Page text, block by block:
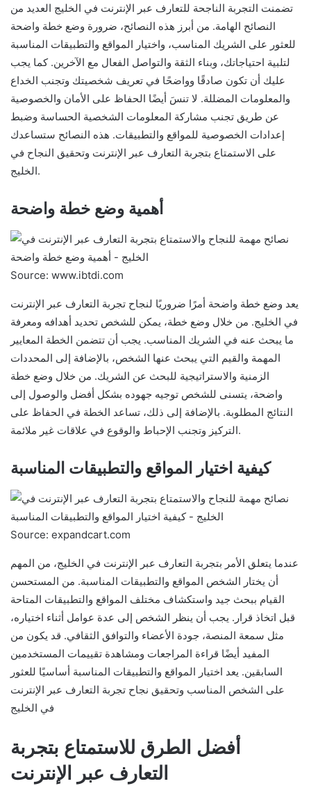
تضمنت التجربة الناجحة للتعارف عبر الإنترنت في الخليج العديد من
النصائح الهامة. من أبرز هذه النصائح، ضرورة وضع خطة واضحة
للعثور على الشريك المناسب، واختيار المواقع والتطبيقات المناسبة
لتلبية احتياجاتك، وبناء الثقة والتواصل الفعال مع الآخرين. كما يجب
عليك أن تكون صادقًا وواضحًا في تعريف شخصيتك وتجنب الخداع
والمعلومات المضللة. لا تنسَ أيضًا الحفاظ على الأمان والخصوصية
عن طريق تجنب مشاركة المعلومات الشخصية الحساسة وضبط
إعدادات الخصوصية للمواقع والتطبيقات. هذه النصائح ستساعدك
على الاستمتاع بتجربة التعارف عبر الإنترنت وتحقيق النجاح في
الخليج.
أهمية وضع خطة واضحة
Source: www.ibtdi.com
يعد وضع خطة واضحة أمرًا ضروريًا لنجاح تجربة التعارف عبر الإنترنت
في الخليج. من خلال وضع خطة، يمكن للشخص تحديد أهدافه ومعرفة
ما يبحث عنه في الشريك المناسب. يجب أن تتضمن الخطة المعايير
المهمة والقيم التي يبحث عنها الشخص، بالإضافة إلى المحددات
الزمنية والاستراتيجية للبحث عن الشريك. من خلال وضع خطة
واضحة، يتسنى للشخص توجيه جهوده بشكل أفضل والوصول إلى
النتائج المطلوبة. بالإضافة إلى ذلك، تساعد الخطة في الحفاظ على
التركيز وتجنب الإحباط والوقوع في علاقات غير ملائمة.
كيفية اختيار المواقع والتطبيقات المناسبة
Source: expandcart.com
عندما يتعلق الأمر بتجربة التعارف عبر الإنترنت في الخليج، من المهم
أن يختار الشخص المواقع والتطبيقات المناسبة. من المستحسن
القيام ببحث جيد واستكشاف مختلف المواقع والتطبيقات المتاحة
قبل اتخاذ قرار. يجب أن ينظر الشخص إلى عدة عوامل أثناء اختياره،
مثل سمعة المنصة، جودة الأعضاء والتوافق الثقافي. قد يكون من
المفيد أيضًا قراءة المراجعات ومشاهدة تقييمات المستخدمين
السابقين. يعد اختيار المواقع والتطبيقات المناسبة أساسيًا للعثور
على الشخص المناسب وتحقيق نجاح تجربة التعارف عبر الإنترنت
في الخليج
أفضل الطرق للاستمتاع بتجربة
التعارف عبر الإنترنت